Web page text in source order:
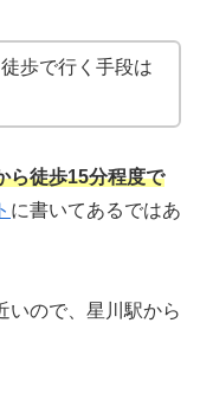
歩で行く手段は
ら徒歩15分程度で
に書いてあるではあ
いので、星川駅から